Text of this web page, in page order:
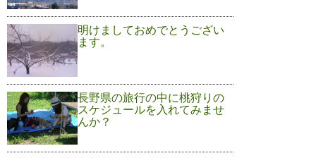
明けましておめでとうござい
ます。
長野県の旅行の中に桃狩りの
スケジュールを入れてみませ
んか？